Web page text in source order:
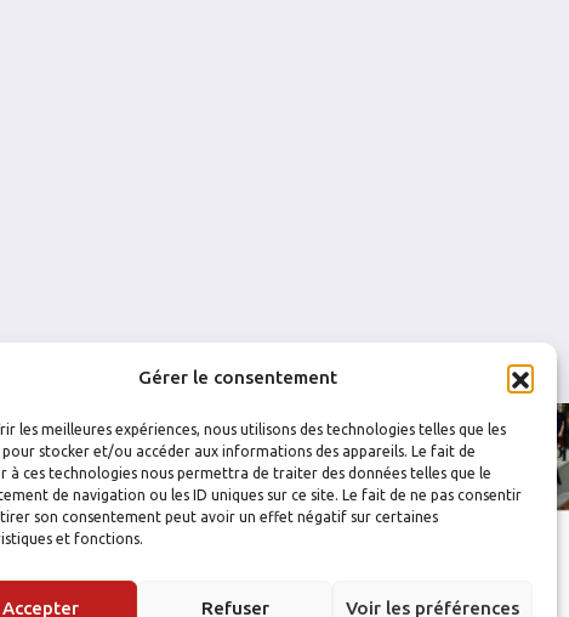
Gérer le consentement
les meilleures expériences, nous utilisons des technologies telles que les
stocker et/ou accéder aux informations des appareils. Le fait de
à ces technologies nous permettra de traiter des données telles que le
de navigation ou les ID uniques sur ce site. Le fait de ne pas consentir
son consentement peut avoir un effet négatif sur certaines
et fonctions.
Accepter Refuser Voir les préférences